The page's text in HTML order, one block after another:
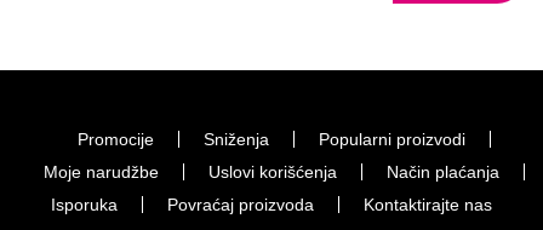
Promocije Sniženja
Popularni proizvodi
Moje narudžbe
Uslovi korišćenja
Način plaćanja
Isporuka
Povraćaj proizvoda Kontaktirajte nas